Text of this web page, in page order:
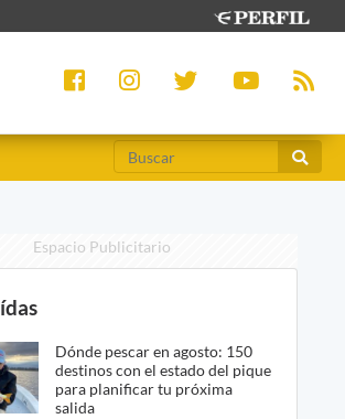
Espacio Publicitario
Dónde pescar en agosto: 150
destinos con el estado del pique
para planificar tu próxima
salida